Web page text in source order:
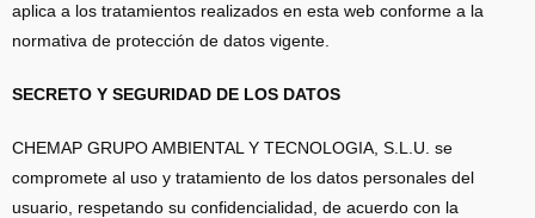
aplica a los tratamientos realizados en esta web conforme a la
normativa de protección de datos vigente.
SECRETO Y SEGURIDAD DE LOS DATOS
CHEMAP GRUPO AMBIENTAL Y TECNOLOGIA, S.L.U. se
compromete al uso y tratamiento de los datos personales del
usuario, respetando su confidencialidad, de acuerdo con la